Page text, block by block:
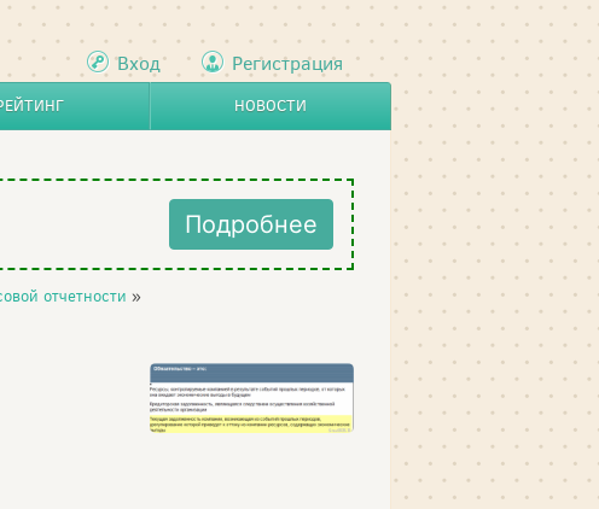
Вход Регистрация
НОВОСТИ
Подробнее
отчетности »